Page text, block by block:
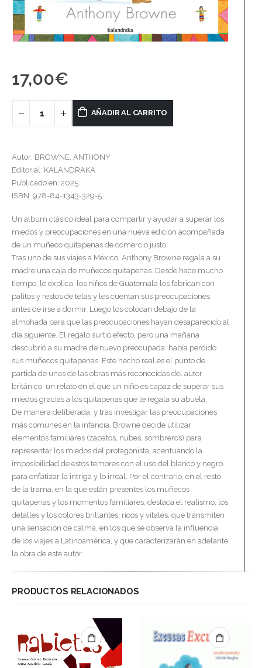
17,00€
AÑADIR AL CARRITO
Autor: BROWNE, ANTHONY
Editorial: KALANDRAKA
Publicado en: 2025
ISBN: 978-84-1343-329-5
Un álbum clásico ideal para compartir y ayudar a superar los
miedos y preocupaciones en una nueva edición acompañada
de un muñeco quitapenas de comercio justo.
Tras uno de sus viajes a México, Anthony Browne regala a su
madre una caja de muñecos quitapenas. Desde hace mucho
tiempo, le explica, los niños de Guatemala los fabrican con
palitos y restos de telas y les cuentan sus preocupaciones
antes de irse a dormir. Luego los colocan debajo de la
almohada para que las preocupaciones hayan desaparecido al
día siguiente. El regalo surtió efecto, pero una mañana
descubrió a su madre de nuevo preocupada: había perdido
sus muñecos quitapenas. Este hecho real es el punto de
partida de unas de las obras más reconocidas del autor
británico, un relato en el que un niño es capaz de superar sus
miedos gracias a los quitapenas que le regala su abuela.
De manera deliberada, y tras investigar las preocupaciones
más comunes en la infancia, Browne decide utilizar
elementos familiares (zapatos, nubes, sombreros) para
representar los miedos del protagonista, acentuando la
imposibilidad de estos temores con el uso del blanco y negro
para enfatizar la intriga y lo irreal. Por el contrario, en el resto
de la trama, en la que están presentes los muñecos
quitapenas y los momentos familiares, destaca el realismo, los
detalles y los colores brillantes, ricos y vitales, que transmiten
una sensación de calma, en los que se observa la influencia
de los viajes a Latinoamérica, y que caracterizarán en adelante
la obra de este autor.
PRODUCTOS RELACIONADOS